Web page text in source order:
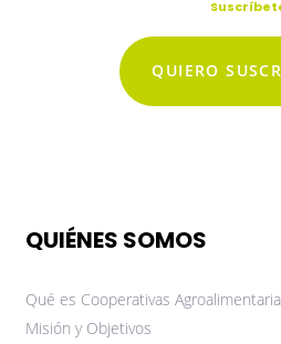
QUIERO
QUIÉNES SOMOS
Qué es Cooperativas
Misión y Objetivos